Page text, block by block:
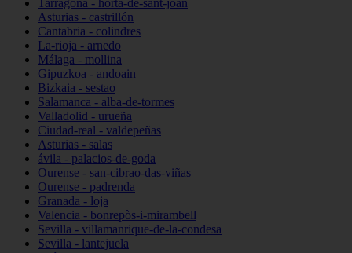
Tarragona - horta-de-sant-joan
Asturias - castrillón
Cantabria - colindres
La-rioja - arnedo
Málaga - mollina
Gipuzkoa - andoain
Bizkaia - sestao
Salamanca - alba-de-tormes
Valladolid - urueña
Ciudad-real - valdepeñas
Asturias - salas
ávila - palacios-de-goda
Ourense - san-cibrao-das-viñas
Ourense - padrenda
Granada - loja
Valencia - bonrepòs-i-mirambell
Sevilla - villamanrique-de-la-condesa
Sevilla - lantejuela